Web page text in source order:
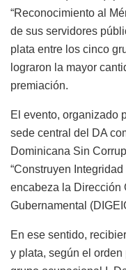
“Reconocimiento al
de sus servidores
plata entre los cinco
lograron la mayor
premiación.
El evento, organizado
sede central del DA
Dominicana Sin
“Construyen
encabeza la Dirección
Gubernamental
En ese sentido,
y plata, según el orden